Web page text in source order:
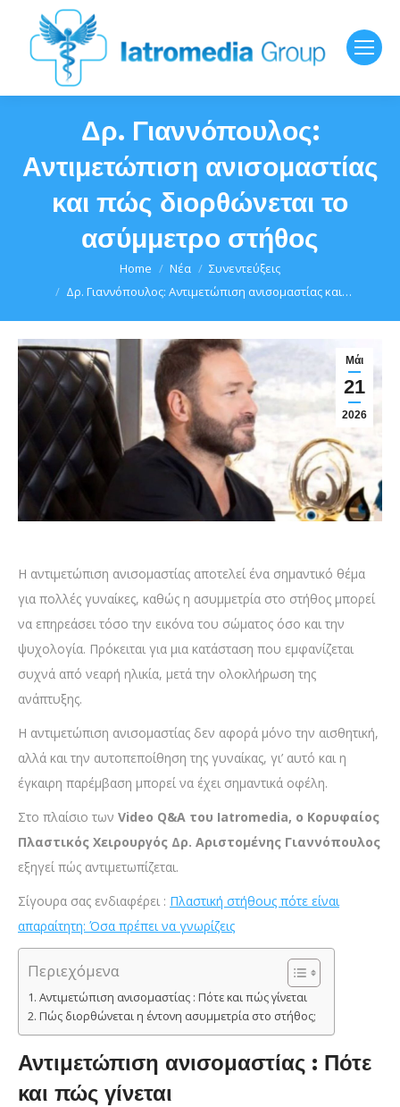
Δρ. Γιαννόπουλος:
Αντιμετώπιση ανισομαστίας
και πώς διορθώνεται το
ασύμμετρο στήθος
Home Νέα
Συνεντεύξεις
Δρ. Γιαννόπουλος: Αντιμετώπιση ανισομαστίας και…
Μάι
21
2026
Η αντιμετώπιση ανισομαστίας αποτελεί ένα σημαντικό θέμα
για πολλές γυναίκες, καθώς η ασυμμετρία στο στήθος μπορεί
να επηρεάσει τόσο την εικόνα του σώματος όσο και την
ψυχολογία. Πρόκειται για μια κατάσταση που εμφανίζεται
συχνά από νεαρή ηλικία, μετά την ολοκλήρωση της
ανάπτυξης.
Η αντιμετώπιση ανισομαστίας δεν αφορά μόνο την αισθητική,
αλλά και την αυτοπεποίθηση της γυναίκας, γι’ αυτό και η
έγκαιρη παρέμβαση μπορεί να έχει σημαντικά οφέλη.
Στο πλαίσιο των Video Q&A του Iatromedia, ο Κορυφαίος
Πλαστικός Χειρουργός Δρ. Αριστομένης Γιαννόπουλος
εξηγεί πώς αντιμετωπίζεται.
Σίγουρα σας ενδιαφέρει : Πλαστική στήθους πότε είναι
απαραίτητη: Όσα πρέπει να γνωρίζεις
Περιεχόμενα
Αντιμετώπιση ανισομαστίας : Πότε και πώς γίνεται
Πώς διορθώνεται η έντονη ασυμμετρία στο στήθος;
Αντιμετώπιση ανισομαστίας : Πότε
και πώς γίνεται